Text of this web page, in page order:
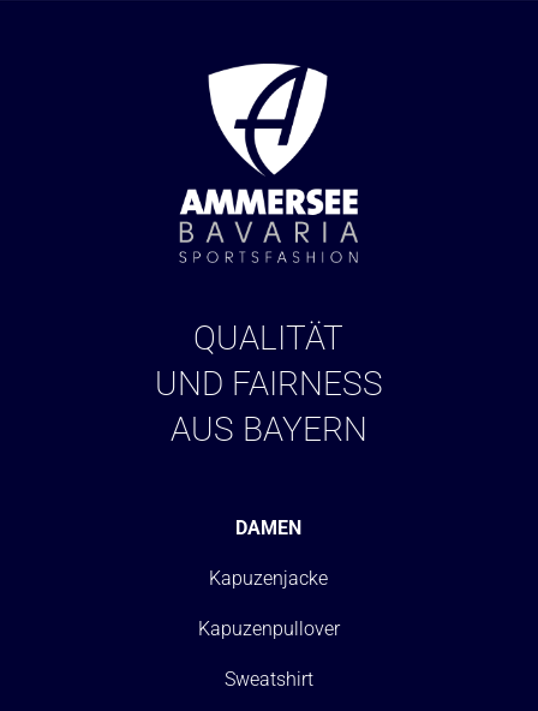
QUALITÄT
UND FAIRNESS
AUS BAYERN
DAMEN
Kapuzenjacke
Kapuzenpullover
Sweatshirt